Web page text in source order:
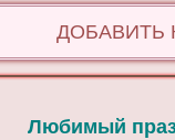
ДОБАВИТЬ
Любимый